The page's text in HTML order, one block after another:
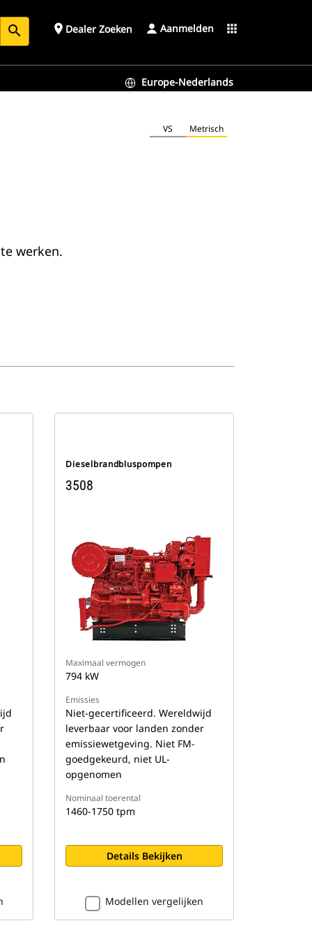
search place Dealer Zoeken Aanmelden apps
Europe-Nederlands
VS Metrisch
werken.
Dieselbrandbluspompen
3508
Maximaal vermogen
794 kW
Emissies
Niet-gecertificeerd. Wereldwijd
leverbaar voor landen zonder
emissiewetgeving. Niet FM-
goedgekeurd, niet UL-
opgenomen
Nominaal toerental
1460-1750 tpm
Details Bekijken
Modellen vergelijken